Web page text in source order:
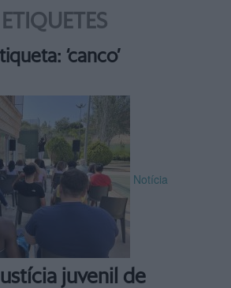
ETIQUETES
‘canco’
Notícia
juvenil de